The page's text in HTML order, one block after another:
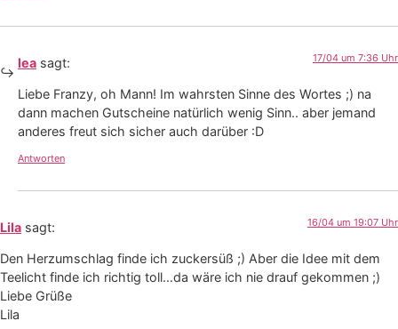
lea sagt: 17/04 um 7:36 Uhr
Liebe Franzy, oh Mann! Im wahrsten Sinne des Wortes ;) na
dann machen Gutscheine natürlich wenig Sinn.. aber jemand
anderes freut sich sicher auch darüber :D
Antworten
Lila sagt: 16/04 um 19:07 Uhr
Den Herzumschlag finde ich zuckersüß ;) Aber die Idee mit dem
Teelicht finde ich richtig toll…da wäre ich nie drauf gekommen ;)
Liebe Grüße
Lila